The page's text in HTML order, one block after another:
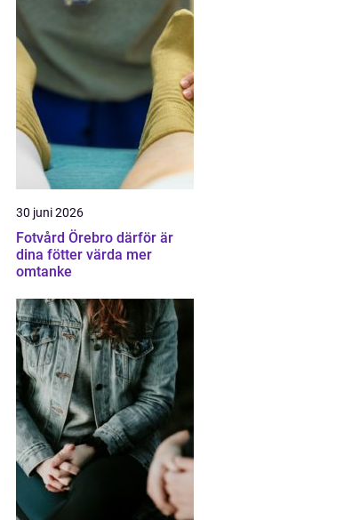
30 juni 2026
Fotvård Örebro därför är
dina fötter värda mer
omtanke